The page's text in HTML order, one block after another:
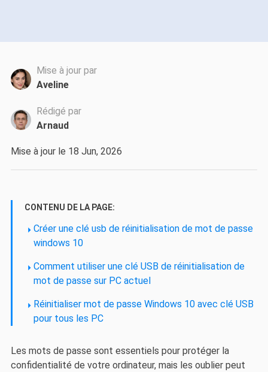
Mise à jour par
Aveline
Rédigé par
Arnaud
Mise à jour le 18 Jun, 2026
CONTENU DE LA PAGE:
Créer une clé usb de réinitialisation de mot de passe
windows 10
Comment utiliser une clé USB de réinitialisation de
mot de passe sur PC actuel
Réinitialiser mot de passe Windows 10 avec clé USB
pour tous les PC
Les mots de passe sont essentiels pour protéger la
confidentialité de votre ordinateur, mais les oublier peut